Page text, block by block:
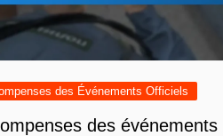
des Événements Officiels
des événements